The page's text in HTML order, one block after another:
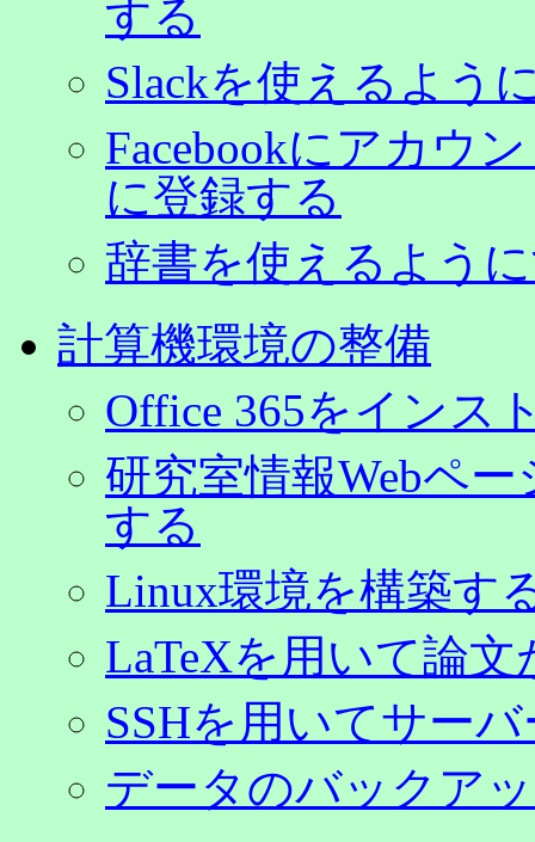
する
Slackを使えるよう
Facebookにアカウ
に登録する
辞書を使えるよう
計算機環境の整備
Office 365をインス
研究室情報Webペ
する
Linux環境を構築す
LaTeXを用いて論
SSHを用いてサー
データのバックア